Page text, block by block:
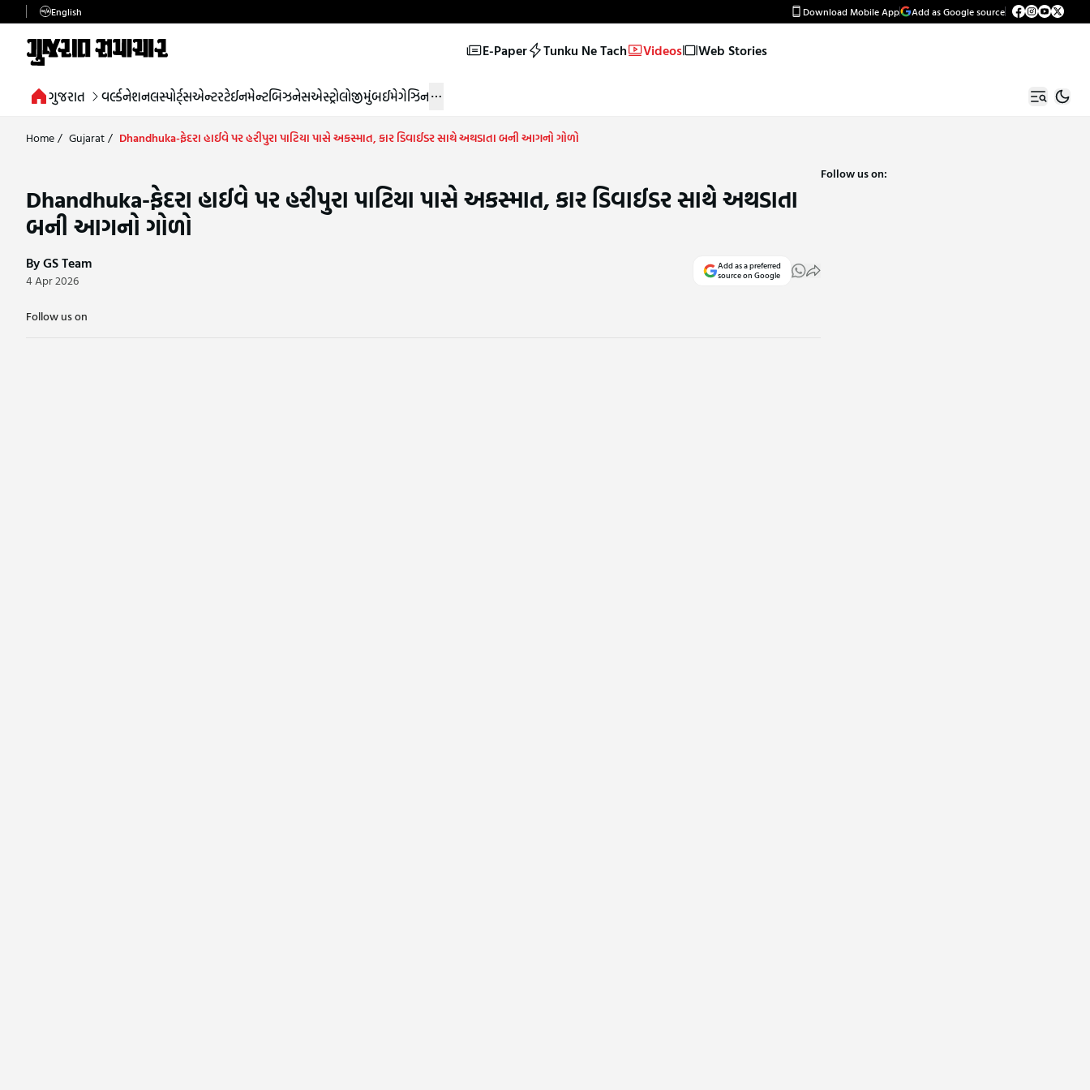
English Download Mobile App Add as Google source
E-Paper Tunku Ne Tach Videos Web Stories
ગુજરાત વર્લ્ડનેશનલસ્પોર્ટ્સએન્ટરટેઈનમેન્ટબિઝનેસએસ્ટ્રોલોજીમુંબઈમેગેઝિન
Home/ Gujarat/ Dhandhuka-ફેદરા હાઈવે પર હરીપુરા પાટિયા પાસે અકસ્માત, કાર ડિવાઈડર સાથે અથડાતા બની આગનો ગોળો
Dhandhuka-ફેદરા હાઈવે પર હરીપુરા પાટિયા પાસે અકસ્માત, કાર ડિવાઈડર સાથે અથડાતા
બની આગનો ગોળો
By GS Team
4 Apr 2026
Add as a preferred
source on Google
Follow us on
Follow us on: